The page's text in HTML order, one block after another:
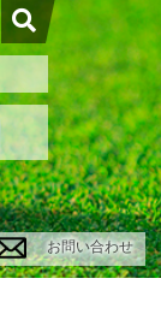
お問い合わせ